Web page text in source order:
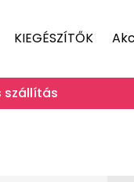
KIEGÉSZÍTŐK
szállítás